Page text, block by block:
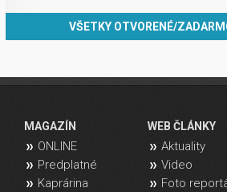
VŠETKY OTVORENÉ/
MAGAZÍN
ONLINE
Predplatné
Kaprárina
WEB ČLÁNKY
Aktuality
Video
Foto